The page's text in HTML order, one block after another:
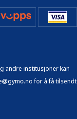
andre institusjoner kan
for å få tilsendt